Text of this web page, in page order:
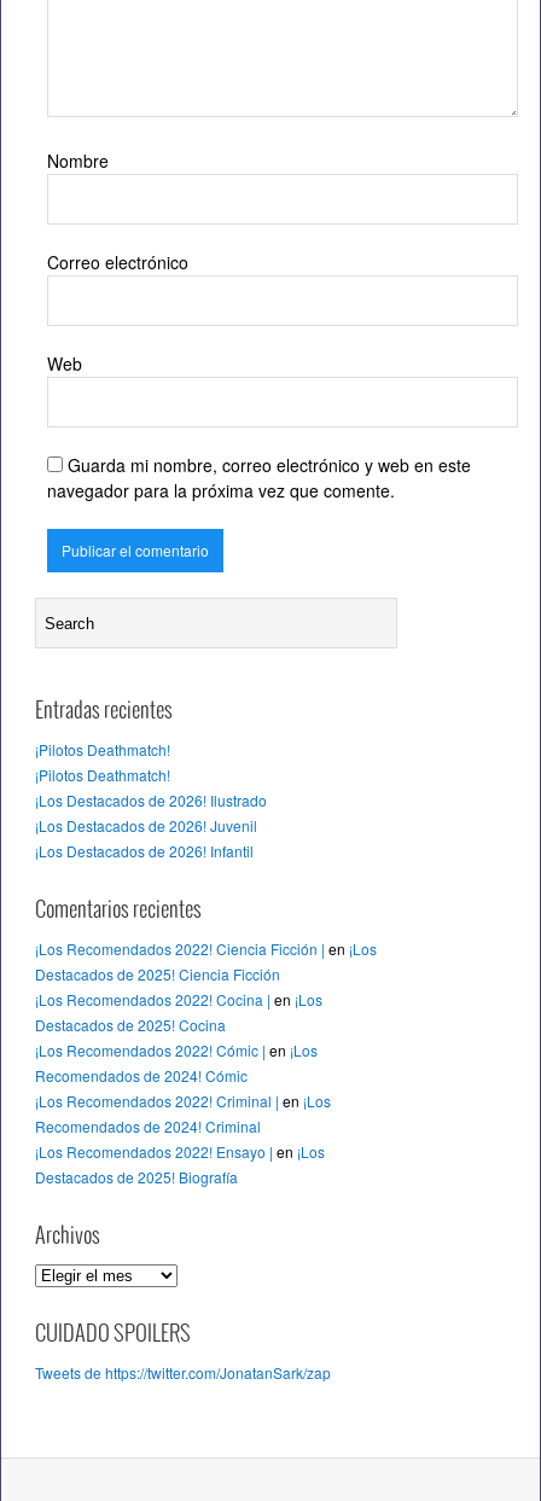
Nombre
Correo electrónico
Web
Guarda mi nombre, correo electrónico y web en este
navegador para la próxima vez que comente.
Entradas recientes
¡Pilotos Deathmatch!
¡Pilotos Deathmatch!
¡Los Destacados de 2026! Ilustrado
¡Los Destacados de 2026! Juvenil
¡Los Destacados de 2026! Infantil
Comentarios recientes
¡Los Recomendados 2022! Ciencia Ficción | en ¡Los
Destacados de 2025! Ciencia Ficción
¡Los Recomendados 2022! Cocina | en ¡Los
Destacados de 2025! Cocina
¡Los Recomendados 2022! Cómic | en ¡Los
Recomendados de 2024! Cómic
¡Los Recomendados 2022! Criminal | en ¡Los
Recomendados de 2024! Criminal
¡Los Recomendados 2022! Ensayo | en ¡Los
Destacados de 2025! Biografía
Archivos
A
c
i
CUIDADO SPOILERS
Tweets de https://twitter.com/JonatanSark/zap